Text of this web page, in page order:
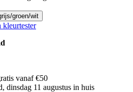
groen/wit
kleurtester
vanaf €50
dinsdag 11 augustus in huis